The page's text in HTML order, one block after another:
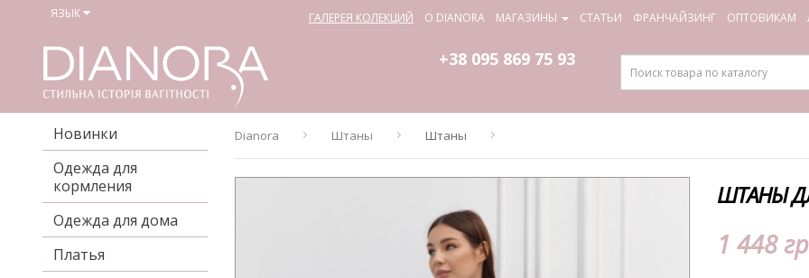
ЯЗЫК ГАЛЕРЕЯ КОЛЕКЦИЙ О DIANORA МАГАЗИНЫ СТАТЬИ ФРАНЧАЙЗИНГ ОПТОВИКАМ
+38 095 869 75 93
Новинки
Одежда для
кормления
Одежда для дома
Платья
Dianora Штаны Штаны
ШТАНЫ
1 448